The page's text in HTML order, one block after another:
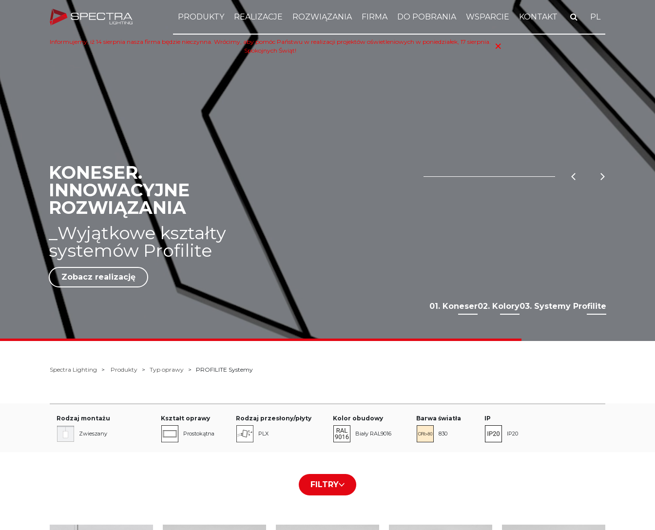
PRODUKTY REALIZACJE ROZWIĄZANIA FIRMA DO POBRANIA WSPARCIE KONTAKT PL
Informujemy, iż 14 sierpnia nasza firma będzie nieczynna. Wrócimy, aby pomóc Państwu w realizacji projektów oświetleniowych w poniedziałek, 17 sierpnia.
Spokojnych Świąt!
×
KONESER.
INNOWACYJNE
ROZWIĄZANIA
_Wyjątkowe kształty
systemów Profilite
Zobacz realizację
01. Koneser02. Kolory03. Systemy Profilite
Spectra Lighting Produkty Typ oprawy PROFILITE Systemy
Rodzaj montażu
Zwieszany
+ Pokaż więcej
Kształt oprawy
Prostokątna
Rodzaj przesłony/płyty
PLX
+ Pokaż więcej
Kolor obudowy
Biały RAL9016
Szary RAL9006
Barwa światła
830
+ Pokaż więcej
IP
IP20
FILTRY